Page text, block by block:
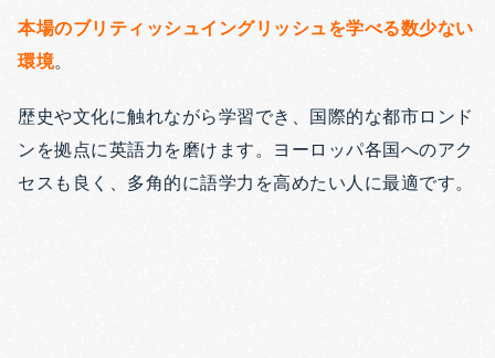
本場のブリティッシュイングリッシュを学べる数少ない
環境。
歴史や文化に触れながら学習でき、国際的な都市ロンド
ンを拠点に英語力を磨けます。ヨーロッパ各国へのアク
セスも良く、多角的に語学力を高めたい人に最適です。